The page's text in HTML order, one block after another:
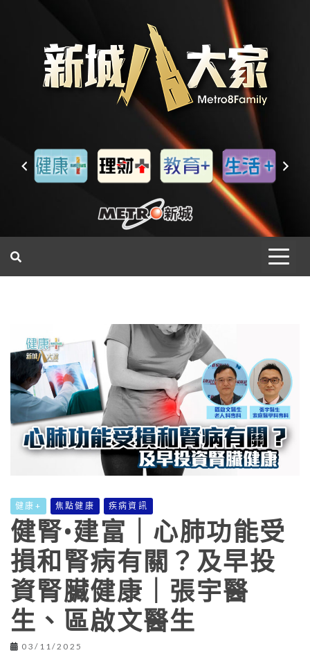
健康+ 焦點健康 疾病資訊
健腎•建富｜心肺功能受
損和腎病有關？及早投
資腎臟健康｜張宇醫
生、區啟文醫生
03/11/2025